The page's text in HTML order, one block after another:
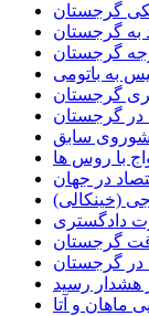
گرجستان
به گرجستان
گرجستان
به باتومی
گرجستان
شوروی سابق
با روس ها
در جهان
(خینکالی)
دادگستری
گرجستان
در گرجستان
هشدار رسید
ماهان و آتا